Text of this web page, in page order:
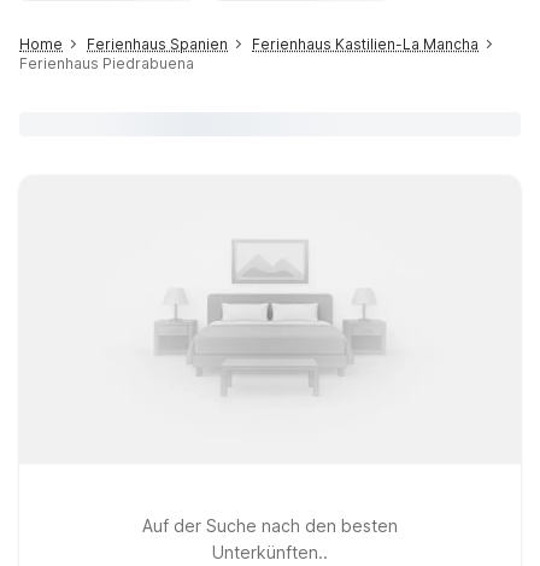
Home Ferienhaus Spanien
Ferienhaus Kastilien-La Mancha
Ferienhaus Piedrabuena
Auf der Suche nach den besten
Unterkünften..